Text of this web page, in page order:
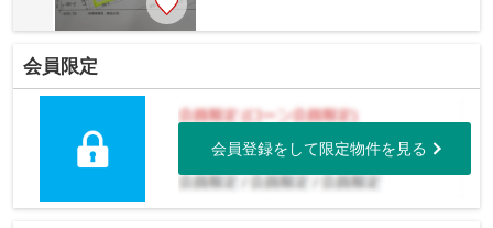
会員限定
会員登録をして限定物件を見る